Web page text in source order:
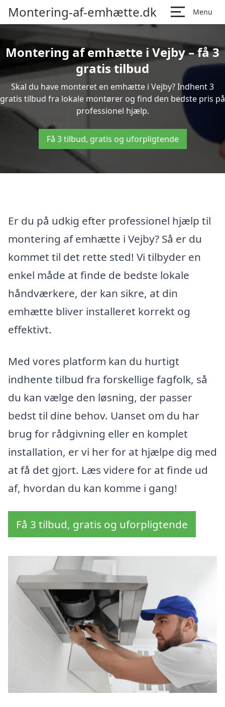
Montering-af-emhætte.dk Menu
Montering af emhætte i Vejby – få 3
gratis tilbud
Skal du have monteret en emhætte i Vejby? Indhent 3
gratis tilbud fra lokale montører og find den bedste pris på
professionel hjælp.
Få 3 tilbud, gratis og uforpligtende
Er du på udkig efter professionel hjælp til
montering af emhætte i Vejby? Så er du
kommet til det rette sted! Vi tilbyder en
enkel måde at finde de bedste lokale
håndværkere, der kan sikre, at din
emhætte bliver installeret korrekt og
effektivt.
Med vores platform kan du hurtigt
indhente tilbud fra forskellige fagfolk, så
du kan vælge den løsning, der passer
bedst til dine behov. Uanset om du har
brug for rådgivning eller en komplet
installation, er vi her for at hjælpe dig med
at få det gjort. Læs videre for at finde ud
af, hvordan du kan komme i gang!
Få 3 tilbud, gratis og uforpligtende